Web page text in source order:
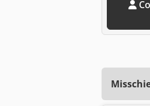
Contact opnemen met de